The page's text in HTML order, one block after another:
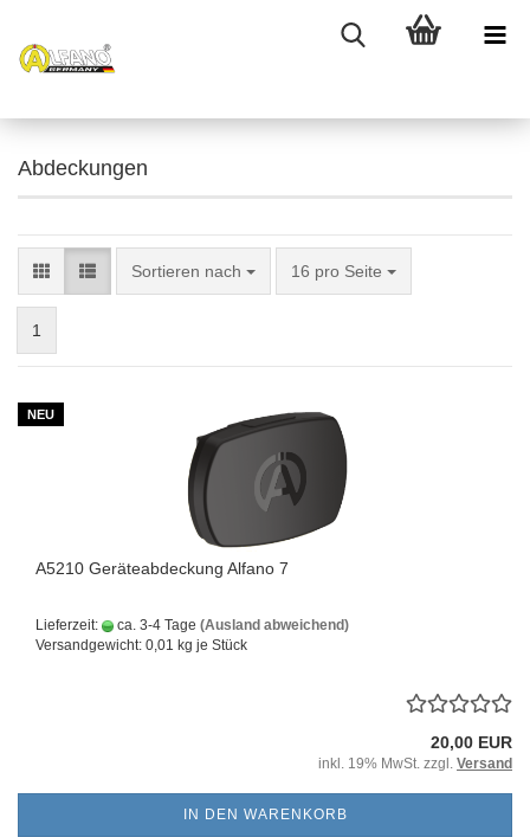
Abdeckungen
Sortieren nach
Sortieren nach 16 pro Seite
pro Seite
1
NEU
A5210 Geräteabdeckung Alfano 7
Lieferzeit: ca. 3-4 Tage (Ausland abweichend)
Versandgewicht: 0,01 kg je Stück
20,00 EUR
inkl. 19% MwSt. zzgl. Versand
IN DEN WARENKORB